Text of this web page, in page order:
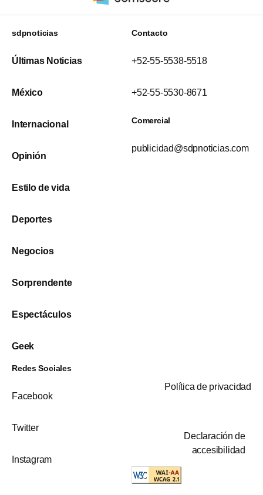
sdpnoticias
Últimas Noticias
México
Internacional
Opinión
Estilo de vida
Deportes
Negocios
Sorprendente
Espectáculos
Geek
Contacto
+52-55-5538-5518
+52-55-5530-8671
Comercial
publicidad@sdpnoticias.com
Redes Sociales
Facebook
Twitter
Instagram
Política de privacidad
Declaración de
accesibilidad